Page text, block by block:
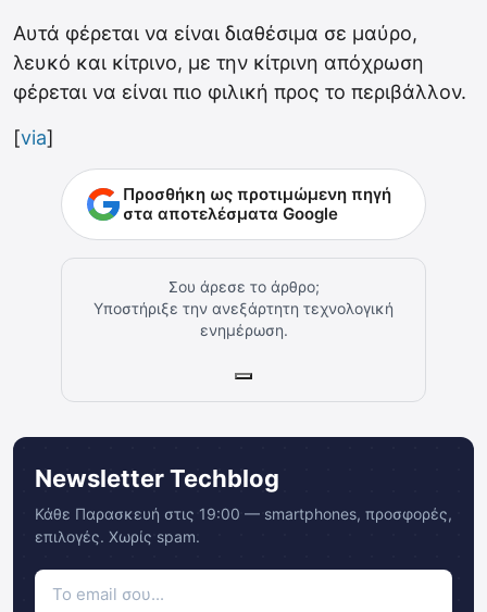
Αυτά φέρεται να είναι διαθέσιμα σε μαύρο,
λευκό και κίτρινο, με την κίτρινη απόχρωση
φέρεται να είναι πιο φιλική προς το περιβάλλον.
[via]
Προσθήκη ως προτιμώμενη πηγή
στα αποτελέσματα Google
Σου άρεσε το άρθρο;
Υποστήριξε την ανεξάρτητη τεχνολογική
ενημέρωση.
Newsletter Techblog
Κάθε Παρασκευή στις 19:00 — smartphones, προσφορές,
επιλογές. Χωρίς spam.